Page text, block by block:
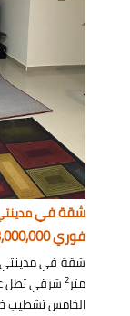
شقة في
فوري 3,000,000 ج
شقة في مدينتي
متر2
الخامس تشطيب خاص